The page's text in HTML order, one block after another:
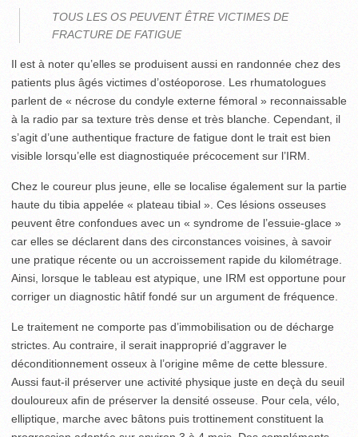
TOUS LES OS PEUVENT ÊTRE VICTIMES DE
FRACTURE DE FATIGUE
Il est à noter qu’elles se produisent aussi en randonnée chez des
patients plus âgés victimes d’ostéoporose. Les rhumatologues
parlent de « nécrose du condyle externe fémoral » reconnaissable
à la radio par sa texture très dense et très blanche. Cependant, il
s’agit d’une authentique fracture de fatigue dont le trait est bien
visible lorsqu’elle est diagnostiquée précocement sur l’IRM.
Chez le coureur plus jeune, elle se localise également sur la partie
haute du tibia appelée « plateau tibial ». Ces lésions osseuses
peuvent être confondues avec un « syndrome de l’essuie-glace »
car elles se déclarent dans des circonstances voisines, à savoir
une pratique récente ou un accroissement rapide du kilométrage.
Ainsi, lorsque le tableau est atypique, une IRM est opportune pour
corriger un diagnostic hâtif fondé sur un argument de fréquence.
Le traitement ne comporte pas d’immobilisation ou de décharge
strictes. Au contraire, il serait inapproprié d’aggraver le
déconditionnement osseux à l’origine même de cette blessure.
Aussi faut-il préserver une activité physique juste en deçà du seuil
douloureux afin de préserver la densité osseuse. Pour cela, vélo,
elliptique, marche avec bâtons puis trottinement constituent la